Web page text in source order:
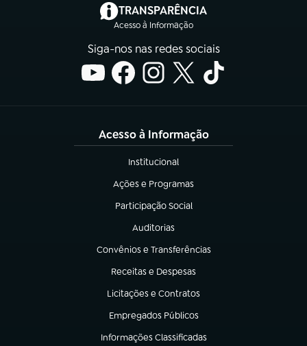
TRANSPARÊNCIA
Acesso à Informação
(abre em nova aba)
Siga-nos nas redes sociais
Acesso à Informação
Institucional
(abre em nova aba)
Ações e Programas
(abre em nova aba)
Participação Social
(abre em nova aba)
Auditorias
(abre em nova aba)
Convênios e Transferências
(abre em nova aba)
Receitas e Despesas
(abre em nova aba)
Licitações e Contratos
(abre em nova aba)
Empregados Públicos
(abre em nova aba)
Informações Classificadas
(abre em nova aba)